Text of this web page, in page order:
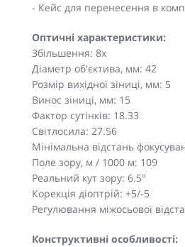
- Кейс для перенесення в
Оптичні характеристики:
Збільшення: 8x
Діаметр об'єктива, мм: 42
Розмір вихідної зіниці, мм: 5
Винос зіниці, мм: 15
Фактор сутінків: 18.33
Світлосила: 27.56
Мінімальна відстань
Поле зору, м / 1000 м: 109
Реальний кут зору: 6.5°
Корекція діоптрій: +5/-5
Регулювання міжосьової
Конструктивні особливості: